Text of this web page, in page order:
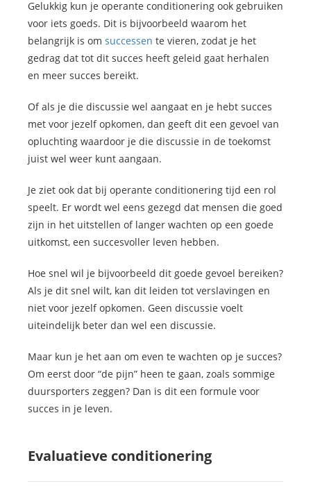
Gelukkig kun je operante conditionering ook gebruiken
voor iets goeds. Dit is bijvoorbeeld waarom het
belangrijk is om successen te vieren, zodat je het
gedrag dat tot dit succes heeft geleid gaat herhalen
en meer succes bereikt.
Of als je die discussie wel aangaat en je hebt succes
met voor jezelf opkomen, dan geeft dit een gevoel van
opluchting waardoor je die discussie in de toekomst
juist wel weer kunt aangaan.
Je ziet ook dat bij operante conditionering tijd een rol
speelt. Er wordt wel eens gezegd dat mensen die goed
zijn in het uitstellen of langer wachten op een goede
uitkomst, een succesvoller leven hebben.
Hoe snel wil je bijvoorbeeld dit goede gevoel bereiken?
Als je dit snel wilt, kan dit leiden tot verslavingen en
niet voor jezelf opkomen. Geen discussie voelt
uiteindelijk beter dan wel een discussie.
Maar kun je het aan om even te wachten op je succes?
Om eerst door “de pijn” heen te gaan, zoals sommige
duursporters zeggen? Dan is dit een formule voor
succes in je leven.
Evaluatieve conditionering